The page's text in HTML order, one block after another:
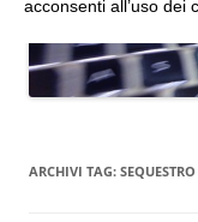
ARCHIVI TAG:
acconsenti all’uso dei